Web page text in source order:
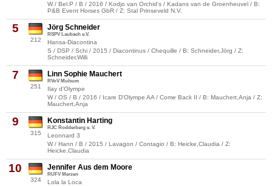
W / Bel.P / B / 2016 / Kodjo van Orchid's / Kadans van de Groenheuvel / B:
P&B Event Horses GbR / Z: Stal Prinseveld N.V.
5
212
Jörg Schneider
RSPV Laubach e.V.
Hansa-Diacontina
S / DSP / Schi / 2015 / Diacontinus / Chequille / B: Schneider,Jörg / Z:
Schneider,Willi
7
251
Linn Sophie Mauchert
RVoV Mulsum
Ilay d'Olympe
W / OS / B / 2016 / Icare D'Olympe AA / Come Back II / B: Mauchert,Anja / Z:
Mauchert,Anja
9
315
Konstantin Harting
RJC Rodderberg e. V.
Leonnard 3
W / Hann / B / 2015 / Lavagon / Contagio / B: Heicke,Claudia / Z:
Heicke,Claudia
10
324
Jennifer Aus dem Moore
RUFV Merzen
Lola la Loca